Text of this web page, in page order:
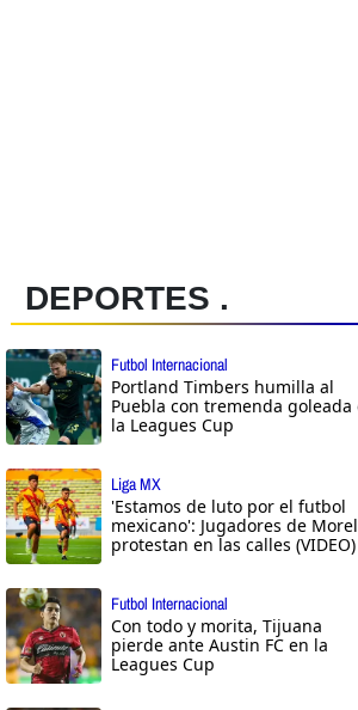
DEPORTES .
Futbol Internacional
Portland Timbers humilla al
Puebla con tremenda goleada
la Leagues Cup
Liga MX
'Estamos de luto por el futbol
mexicano': Jugadores de
protestan en las calles (VIDEO)
Futbol Internacional
Con todo y morita, Tijuana
pierde ante Austin FC en la
Leagues Cup